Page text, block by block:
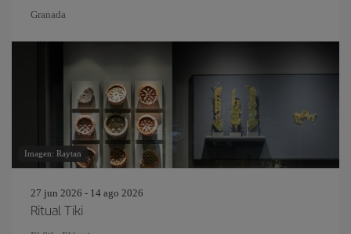
Granada
Imagen: Raytan
27 jun 2026 - 14 ago 2026
Ritual Tiki